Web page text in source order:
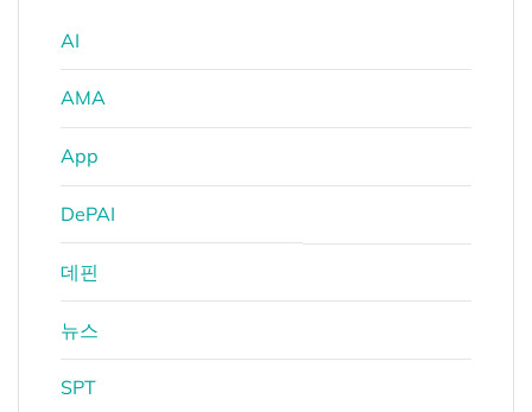
AI
AMA
App
DePAI
데핀
뉴스
SPT